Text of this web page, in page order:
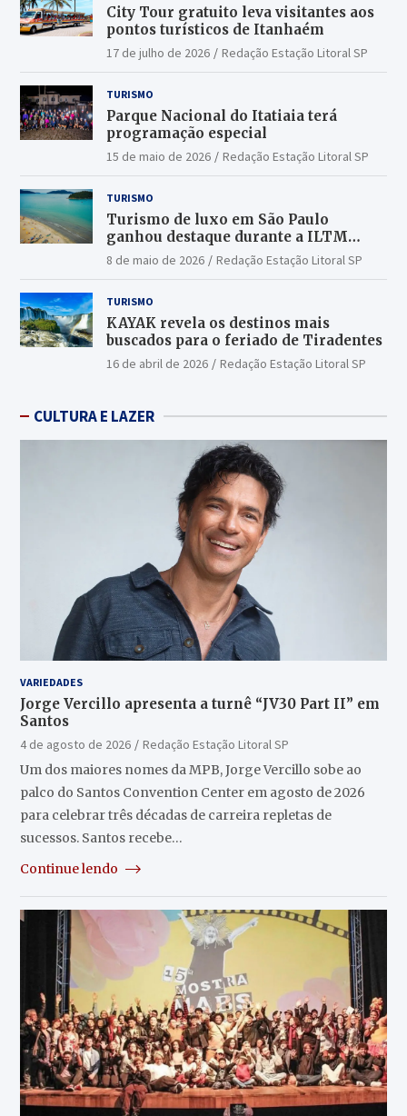
City Tour gratuito leva visitantes aos
pontos turísticos de Itanhaém
17 de julho de 2026 Redação Estação Litoral SP
TURISMO
Parque Nacional do Itatiaia terá
programação especial
15 de maio de 2026 Redação Estação Litoral SP
TURISMO
Turismo de luxo em São Paulo
ganhou destaque durante a ILTM
Latin America 2026
8 de maio de 2026 Redação Estação Litoral SP
TURISMO
KAYAK revela os destinos mais
buscados para o feriado de Tiradentes
16 de abril de 2026 Redação Estação Litoral SP
CULTURA E LAZER
VARIEDADES
Jorge Vercillo apresenta a turnê “JV30 Part II” em
Santos
4 de agosto de 2026
Redação Estação Litoral SP
Um dos maiores nomes da MPB, Jorge Vercillo sobe ao
palco do Santos Convention Center em agosto de 2026
para celebrar três décadas de carreira repletas de
sucessos. Santos recebe…
Continue lendo